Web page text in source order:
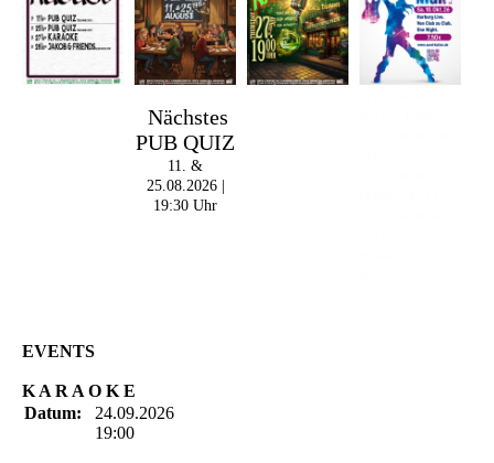
Nächstes
PUB QUIZ
11. &
25.08.2026 |
19:30 Uhr
EVENTS
K A R A O K E
Datum:
24.09.2026
19:00